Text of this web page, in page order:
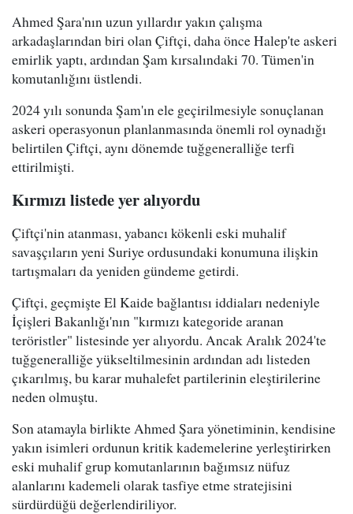
Ahmed Şara'nın uzun yıllardır yakın çalışma
arkadaşlarından biri olan Çiftçi, daha önce Halep'te askeri
emirlik yaptı, ardından Şam kırsalındaki 70. Tümen'in
komutanlığını üstlendi.
2024 yılı sonunda Şam'ın ele geçirilmesiyle sonuçlanan
askeri operasyonun planlanmasında önemli rol oynadığı
belirtilen Çiftçi, aynı dönemde tuğgeneralliğe terfi
ettirilmişti.
Kırmızı listede yer alıyordu
Çiftçi'nin atanması, yabancı kökenli eski muhalif
savaşçıların yeni Suriye ordusundaki konumuna ilişkin
tartışmaları da yeniden gündeme getirdi.
Çiftçi, geçmişte El Kaide bağlantısı iddiaları nedeniyle
İçişleri Bakanlığı'nın "kırmızı kategoride aranan
teröristler" listesinde yer alıyordu. Ancak Aralık 2024'te
tuğgeneralliğe yükseltilmesinin ardından adı listeden
çıkarılmış, bu karar muhalefet partilerinin eleştirilerine
neden olmuştu.
Son atamayla birlikte Ahmed Şara yönetiminin, kendisine
yakın isimleri ordunun kritik kademelerine yerleştirirken
eski muhalif grup komutanlarının bağımsız nüfuz
alanlarını kademeli olarak tasfiye etme stratejisini
sürdürdüğü değerlendiriliyor.